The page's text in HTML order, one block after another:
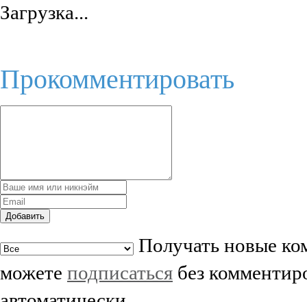
Загрузка...
Прокомментировать
Добавить
Получать новые
можете подписаться без